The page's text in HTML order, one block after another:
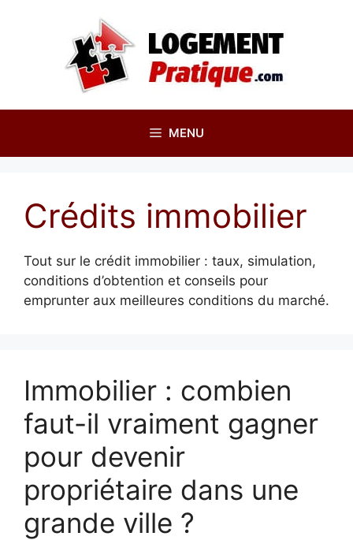
MENU
Crédits immobilier
Tout sur le crédit immobilier : taux, simulation,
conditions d’obtention et conseils pour
emprunter aux meilleures conditions du marché.
Immobilier : combien
faut-il vraiment gagner
pour devenir
propriétaire dans une
grande ville ?